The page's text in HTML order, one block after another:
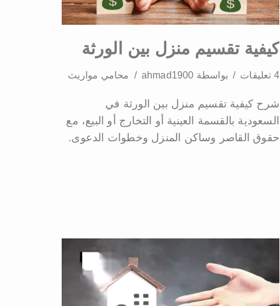
كيفية تقسيم منزل بين الورثة
4 تعليقات بواسطة ahmad1900 محامي مواريث
شرح كيفية تقسيم منزل بين الورثة في
السعودية بالقسمة العينية أو التخارج أو البيع، مع
حقوق القاصر وساكن المنزل وخطوات الدعوى.